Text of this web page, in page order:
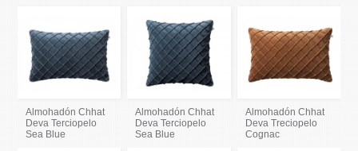
Almohadón Chhat
Deva Terciopelo
Sea Blue
Almohadón Chhat
Deva Terciopelo
Sea Blue
Almohadón Chhat
Deva Treciopelo
Cognac